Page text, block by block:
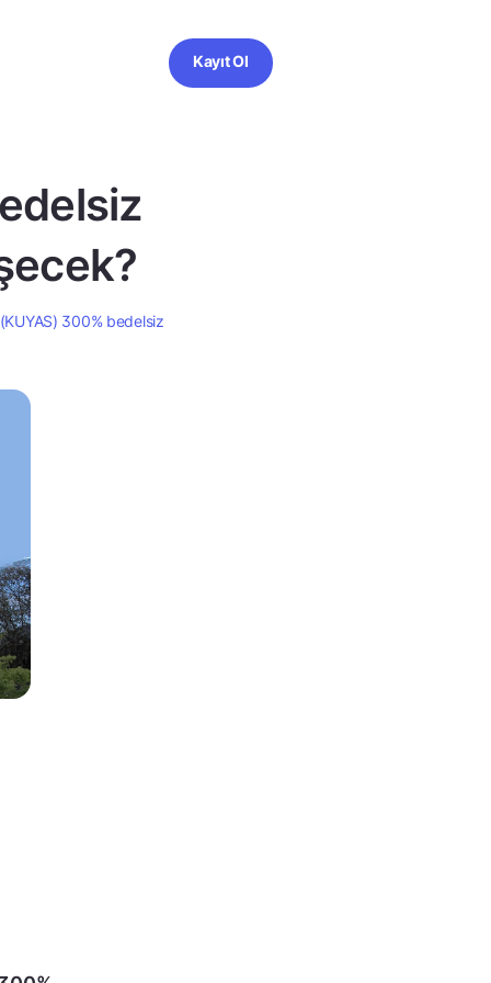
Kayıt Ol
(KUYAS) 300% bedelsiz